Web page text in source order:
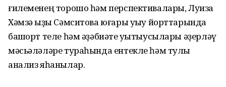
ғилеменең торошо һәм перспективалары, Луиза
Хәмзә ҡыҙы Сәмситова юғары уҡыу йорттарында
башҡорт теле һәм әҙәбиәте уҡытыусылары әҙерләү
мәсьәләләре тураһында ентекле һәм тулы
анализ яһанылар.